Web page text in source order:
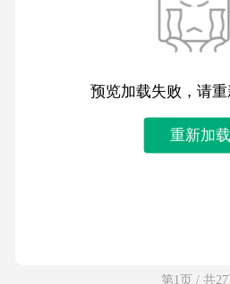
预览加载失败，请
重新加载
第1页 / 共